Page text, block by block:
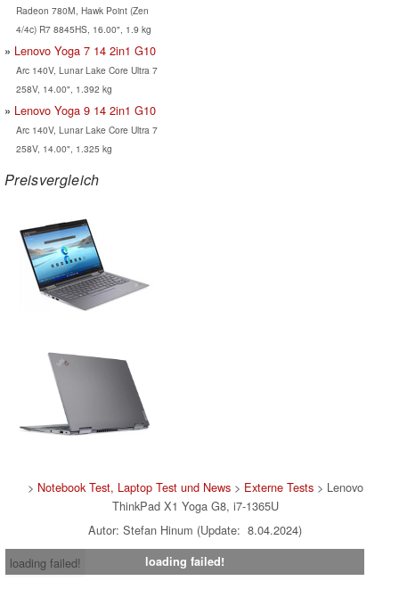
Radeon 780M, Hawk Point (Zen
4/4c) R7 8845HS, 16.00", 1.9 kg
Lenovo Yoga 7 14 2in1 G10
Arc 140V, Lunar Lake Core Ultra 7
258V, 14.00", 1.392 kg
Lenovo Yoga 9 14 2in1 G10
Arc 140V, Lunar Lake Core Ultra 7
258V, 14.00", 1.325 kg
Preisvergleich
> Notebook Test, Laptop Test und News> Externe Tests> Lenovo
ThinkPad X1 Yoga G8, i7-1365U
Autor: Stefan Hinum (Update: 8.04.2024)
loading failed!
loading failed!